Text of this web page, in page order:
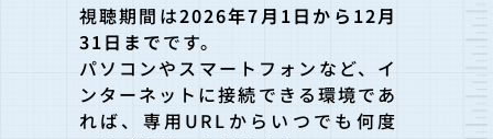
視聴期間は2026年7月1日から12月
31日までです。
パソコンやスマートフォンなど、イ
ンターネットに接続できる環境であ
れば、専用URLからいつでも何度